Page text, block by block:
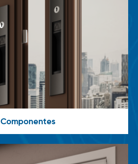
Componentes